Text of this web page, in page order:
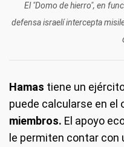
El "Domo de hierro", en
defensa israelí intercepta
Hamas tiene un
puede calcularse en el
miembros. El apoyo
le permiten contar